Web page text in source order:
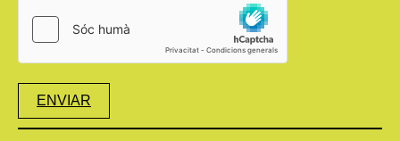
ENVIAR